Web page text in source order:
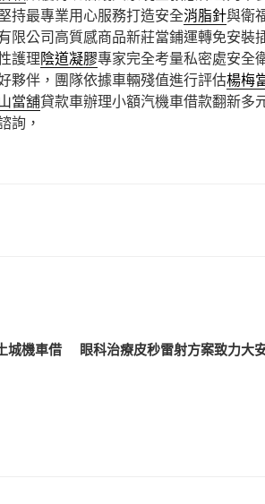
持最專業用心服務打造安全消脂針與衛
限公司高質感商品新莊當鋪運轉免安裝
護理陰道凝膠專家完全考量私密處安全
夥伴，團隊依據車輛殘值進行評估楊梅
當舖貸款車辦理小額汽機車借款翻新多
詢，
城機車借
眼科治療皮秒雷射方案致力大